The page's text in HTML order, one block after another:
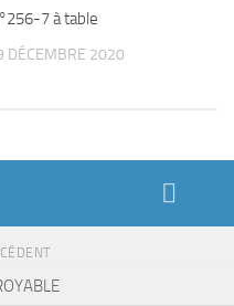
7 à table
DÉCEMBRE 2020